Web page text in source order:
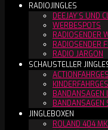
RADIOJINGLES
DEEJAY´S UND
WERBESPOTS
RADIOSENDER
RADIOSENDER
RADIO JARGON
SCHAUSTELLER
BANDANSAGEN
BANDANSAGEN
JINGLEBOXEN
ROLAND 404